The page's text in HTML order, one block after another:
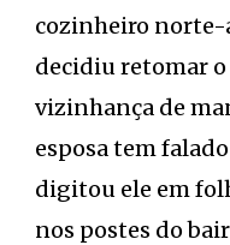
cozinheiro
decidiu retomar
vizinhança de
esposa tem
digitou ele em
nos postes do